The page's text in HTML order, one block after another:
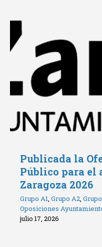
Publicada la
Público para el
Zaragoza 2026
Grupo A1, Grupo A2,
Oposiciones
julio 17, 2026